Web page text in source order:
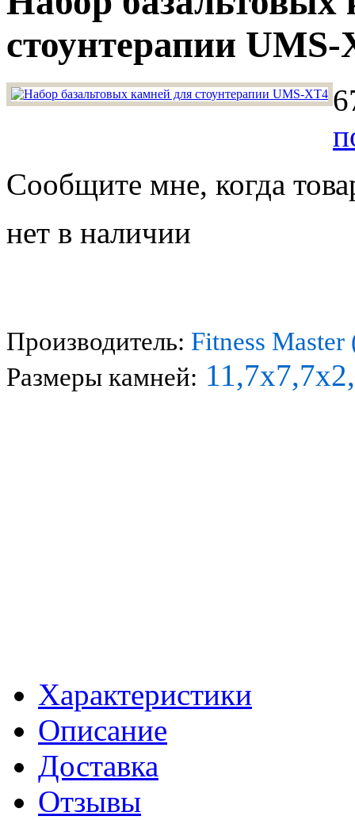
стоунтерапии UMS-
Сообщите мне, когда
нет в наличии
Производитель: Fitness
Размеры камней:
Характеристики
Описание
Доставка
Отзывы